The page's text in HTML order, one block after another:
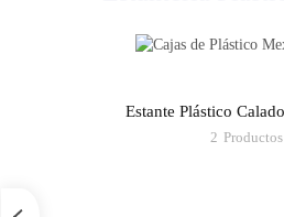
Estante Plástico
2 Productos